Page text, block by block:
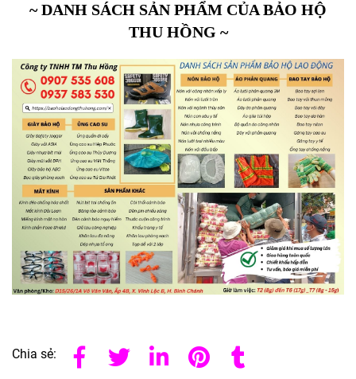
~ DANH SÁCH SẢN PHẨM CỦA BẢO HỘ
THU HỒNG ~
Chia sẻ: